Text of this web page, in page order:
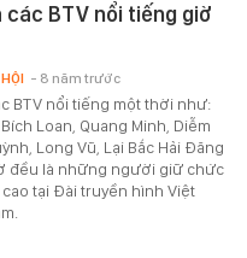
các BTV nổi tiếng giờ
BTV nổi tiếng một thời như:
Bích Loan, Quang Minh, Diễm
Long Vũ, Lại Bắc Hải Đăng
đều là những người giữ chức
cao tại Đài truyền hình Việt
- 8 năm trước